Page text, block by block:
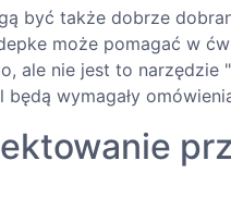
być także dobrze
może pomagać w
ale nie jest to narzędzie
wymagały